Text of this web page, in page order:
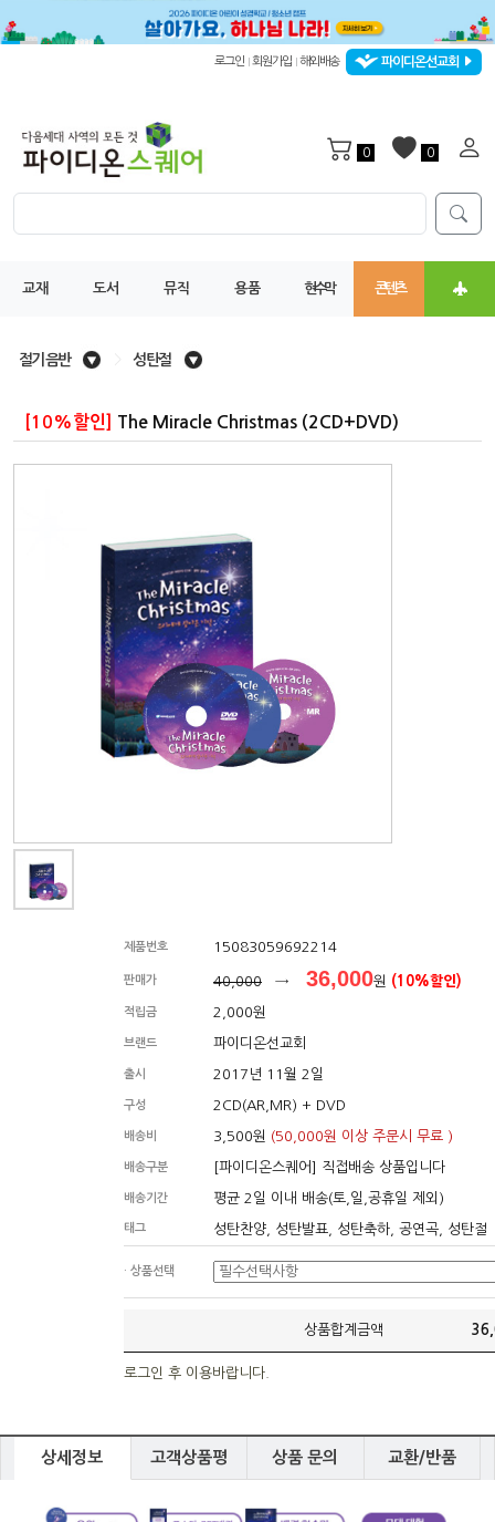
로그인 회원가입 해외배송 파이디온선교회
0 0
교재 도서 뮤직 용품 현수막 콘텐츠
절기 음반 성탄절
[10%할인] The Miracle Christmas (2CD+DVD)
제품번호 15083059692214
판매가 40,000 → 36,000원 (10%할인)
적립금 2,000원
브랜드 파이디온선교회
출시 2017년 11월 2일
구성 2CD(AR,MR) + DVD
배송비 3,500원 (50,000원 이상 주문시 무료 )
배송구분 [파이디온스퀘어] 직접배송 상품입니다
배송기간 평균 2일 이내 배송(토,일,공휴일 제외)
태그 성탄찬양, 성탄발표, 성탄축하, 공연곡, 성탄절
· 상품선택
상품합계금액
로그인 후 이용바랍니다.
상세정보 고객상품평 상품 문의 교환/반품